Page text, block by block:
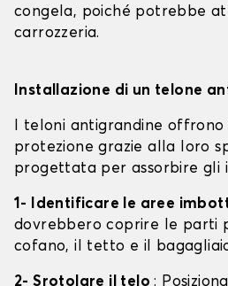
congela, poiché potrebbe
carrozzeria.
Installazione di un telone
I teloni antigrandine offrono
protezione grazie alla loro
progettata per assorbire gli
1- Identificare le aree
dovrebbero coprire le parti
cofano, il tetto e il
2- Srotolare il telo: